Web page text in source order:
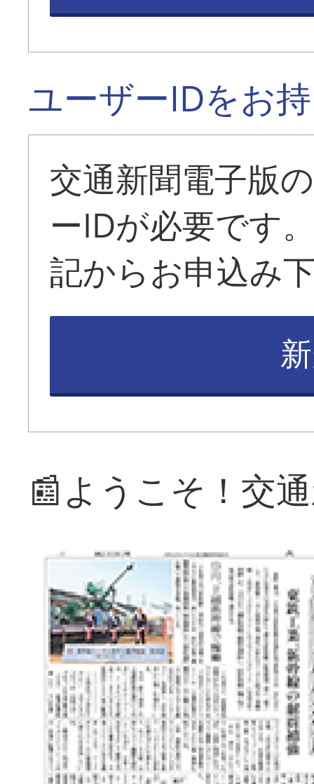
ユーザーIDをお
交通新聞電子版
ーIDが必要です
記からお申込み
📰ようこそ！交